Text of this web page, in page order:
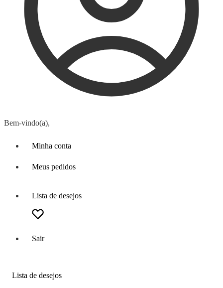
Bem-vindo(a),
Minha conta
Meus pedidos
Lista de desejos
Sair
Lista de desejos